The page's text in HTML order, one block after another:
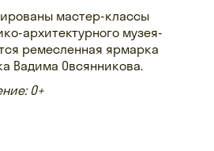
мастер-классы
архитектурного музея-
ремесленная ярмарка
Вадима Овсянникова.
0+